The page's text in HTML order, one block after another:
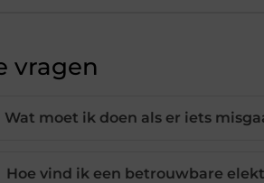
vragen
Wat moet ik doen als er iets
Hoe vind ik een betrouwbare